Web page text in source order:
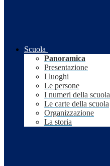
Scuola
Panoramica
Presentazione
I luoghi
Le persone
I numeri della scuola
Le carte della scuola
Organizzazione
La storia